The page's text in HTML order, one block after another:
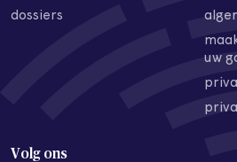
dossiers
uw
Volg ons